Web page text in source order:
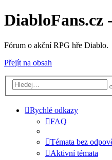
DiabloFans.cz
Fórum o akční RPG hře Diablo.
Přejít na obsah
Rychlé odkazy
FAQ
Témata bez
Aktivní témata